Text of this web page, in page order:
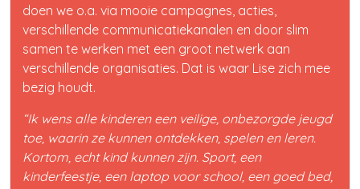
doen we o.a. via mooie campagnes, acties,
verschillende communicatiekanalen en door slim
samen te werken met een groot netwerk aan
verschillende organisaties. Dat is waar Lise zich mee
bezig houdt.
“Ik wens alle kinderen een veilige, onbezorgde jeugd
toe, waarin ze kunnen ontdekken, spelen en leren.
Kortom, echt kind kunnen zijn. Sport, een
kinderfeestje, een laptop voor school, een goed bed,